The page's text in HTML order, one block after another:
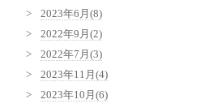
2023年6月(8)
2022年9月(2)
2022年7月(3)
2023年11月(4)
2023年10月(6)